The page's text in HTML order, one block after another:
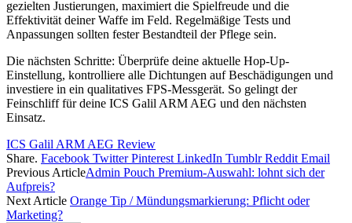
gezielten Justierungen, maximiert die Spielfreude und die
Effektivität deiner Waffe im Feld. Regelmäßige Tests und
Anpassungen sollten fester Bestandteil der Pflege sein.
Die nächsten Schritte: Überprüfe deine aktuelle Hop-Up-
Einstellung, kontrolliere alle Dichtungen auf Beschädigungen und
investiere in ein qualitatives FPS-Messgerät. So gelingt der
Feinschliff für deine ICS Galil ARM AEG und den nächsten
Einsatz.
ICS Galil ARM AEG Review
Share. Facebook Twitter Pinterest LinkedIn Tumblr Reddit Email
Previous ArticleAdmin Pouch Premium-Auswahl: lohnt sich der
Aufpreis?
Next Article Orange Tip / Mündungsmarkierung: Pflicht oder
Marketing?